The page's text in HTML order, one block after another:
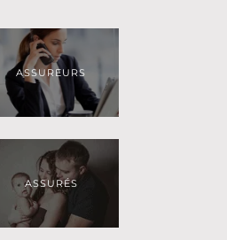
ASSUREURS
ASSURÉS